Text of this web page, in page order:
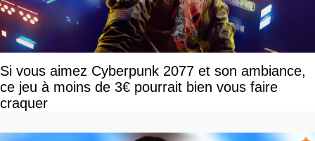
Si vous aimez Cyberpunk 2077 et son ambiance,
ce jeu à moins de 3€ pourrait bien vous faire
craquer